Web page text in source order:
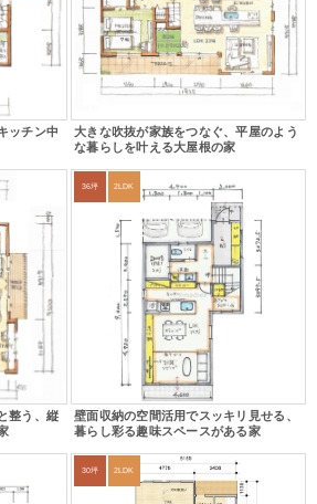
ッチン中
大きな吹抜が家族をつなぐ、平屋のよう
な暮らしを叶える大屋根の家
整う、縦
36坪 2LDK
壁面収納の空間活用でスッキリ見せる、
暮らし彩る趣味スペースがある家
30坪 2LDK